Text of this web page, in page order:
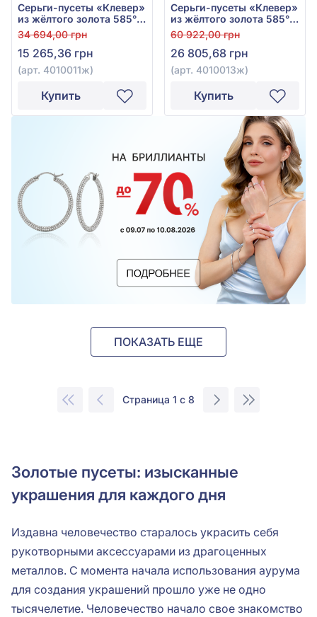
Серьги-пусеты «Клевер»
из жёлтого золота 585° с
перламутром, арт.
4010011ж
34 694,00 грн
15 265,36 грн
(арт. 4010011ж)
Купить
Серьги-пусеты «Клевер»
из жёлтого золота 585°,
арт. 4010013ж
60 922,00 грн
26 805,68 грн
(арт. 4010013ж)
Купить
ПОКАЗАТЬ ЕЩЕ
Страница 1 с 8
Золотые пусеты: изысканные
украшения для каждого дня
Издавна человечество старалось украсить себя
рукотворными аксессуарами из драгоценных
металлов. С момента начала использования аурума
для создания украшений прошло уже не одно
тысячелетие. Человечество начало свое знакомство